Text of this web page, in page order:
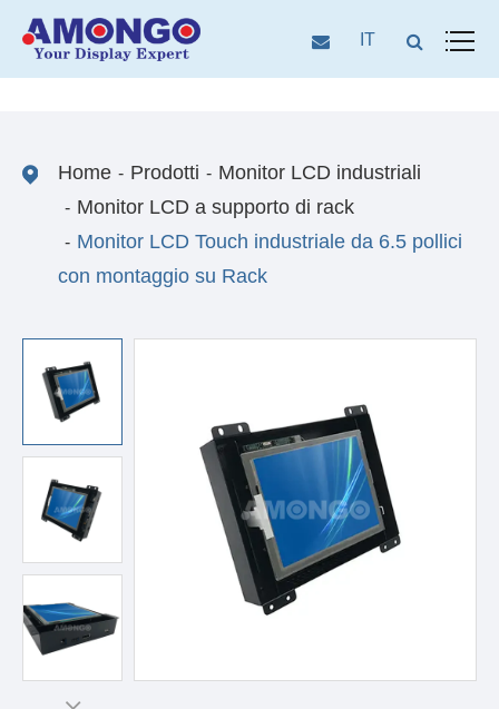
IT
Home Prodotti
Monitor LCD industriali
Monitor LCD a supporto di rack
Monitor LCD Touch industriale da 6.5 pollici
con montaggio su Rack